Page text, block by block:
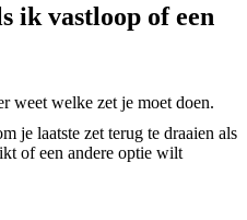
ik vastloop of een
weet welke zet je moet doen.
je laatste zet terug te draaien als
of een andere optie wilt